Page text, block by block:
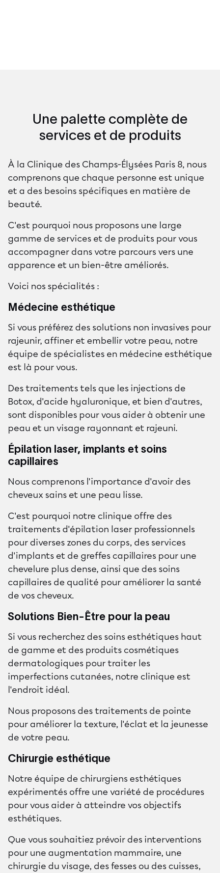
Une palette complète de
services et de produits
À la Clinique des Champs-Élysées Paris 8, nous
comprenons que chaque personne est unique
et a des besoins spécifiques en matière de
beauté.
C'est pourquoi nous proposons une large
gamme de services et de produits pour vous
accompagner dans votre parcours vers une
apparence et un bien-être améliorés.
Voici nos spécialités :
Médecine esthétique
Si vous préférez des solutions non invasives pour
rajeunir, affiner et embellir votre peau, notre
équipe de spécialistes en médecine esthétique
est là pour vous.
Des traitements tels que les injections de
Botox, d'acide hyaluronique, et bien d'autres,
sont disponibles pour vous aider à obtenir une
peau et un visage rayonnant et rajeuni.
Épilation laser, implants et soins
capillaires
Nous comprenons l'importance d'avoir des
cheveux sains et une peau lisse.
C'est pourquoi notre clinique offre des
traitements d'épilation laser professionnels
pour diverses zones du corps, des services
d'implants et de greffes capillaires pour une
chevelure plus dense, ainsi que des soins
capillaires de qualité pour améliorer la santé
de vos cheveux.
Solutions Bien-Être pour la peau
Si vous recherchez des soins esthétiques haut
de gamme et des produits cosmétiques
dermatologiques pour traiter les
imperfections cutanées, notre clinique est
l'endroit idéal.
Nous proposons des traitements de pointe
pour améliorer la texture, l'éclat et la jeunesse
de votre peau.
Chirurgie esthétique
Notre équipe de chirurgiens esthétiques
expérimentés offre une variété de procédures
pour vous aider à atteindre vos objectifs
esthétiques.
Que vous souhaitiez prévoir des interventions
pour une augmentation mammaire, une
chirurgie du visage, des fesses ou des cuisses,